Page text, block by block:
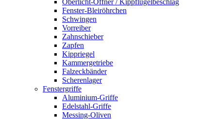
Oberlicht-Öffner / Kippflügelbeschlag
Fenster-Bleiröhrchen
Schwingen
Vorreiber
Zahnschieber
Zapfen
Kippriegel
Kammergetriebe
Falzeckbänder
Scherenlager
Fenstergriffe
Aluminium-Griffe
Edelstahl-Griffe
Messing-Oliven